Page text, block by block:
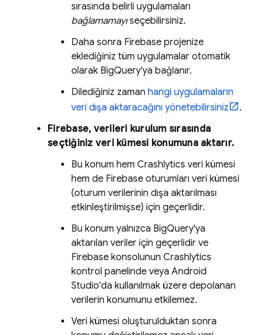
sırasında belirli uygulamaları
bağlamamayıseçebilirsiniz.
Daha sonra Firebase projenize
eklediğiniz tüm uygulamalar otomatik
olarak BigQuery'ya bağlanır.
Dilediğiniz zaman hangi uygulamaların
veri dışa aktaracağını yönetebilirsiniz
.
Firebase, verileri kurulum sırasında
seçtiğiniz veri kümesi konumuna aktarır.
Bu konum hem Crashlytics veri kümesi
hem de Firebase oturumları veri kümesi
(oturum verilerinin dışa aktarılması
etkinleştirilmişse) için geçerlidir.
Bu konum yalnızca BigQuery'ya
aktarılan veriler için geçerlidir ve
Firebase konsolunun Crashlytics
kontrol panelinde veya Android
Studio'da kullanılmak üzere depolanan
verilerin konumunu etkilemez.
Veri kümesi oluşturulduktan sonra